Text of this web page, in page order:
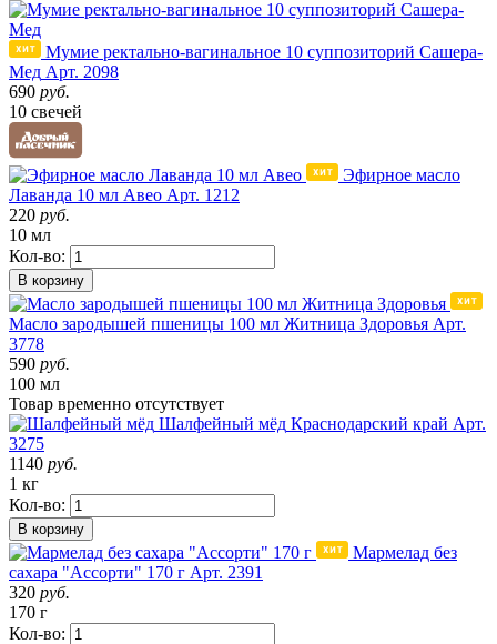
Мумие ректально-вагинальное 10 суппозиторий Сашера-
Мед Арт. 2098
690 руб.
10 свечей
Эфирное масло
Лаванда 10 мл Авео Арт. 1212
220 руб.
10 мл
Кол-во:
В корзину
Масло зародышей пшеницы 100 мл Житница Здоровья Арт.
3778
590 руб.
100 мл
Товар временно отсутствует
Шалфейный мёд Краснодарский край Арт.
3275
1140 руб.
1 кг
Кол-во:
В корзину
Мармелад без
сахара "Ассорти" 170 г Арт. 2391
320 руб.
170 г
Кол-во: